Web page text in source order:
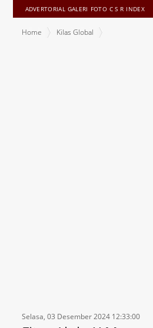
ADVERTORIAL GALERI FOTO C S R INDEX
Home
Kilas Global
Selasa, 03 Desember 2024 12:33:00